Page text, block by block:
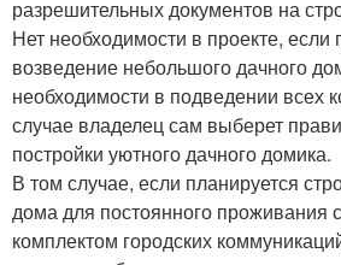
разрешительных документов на
Нет необходимости в проекте, если
возведение небольшого дачного
необходимости в подведении всех
случае владелец сам выберет
постройки уютного дачного домика.
В том случае, если планируется
дома для постоянного проживания
комплектом городских